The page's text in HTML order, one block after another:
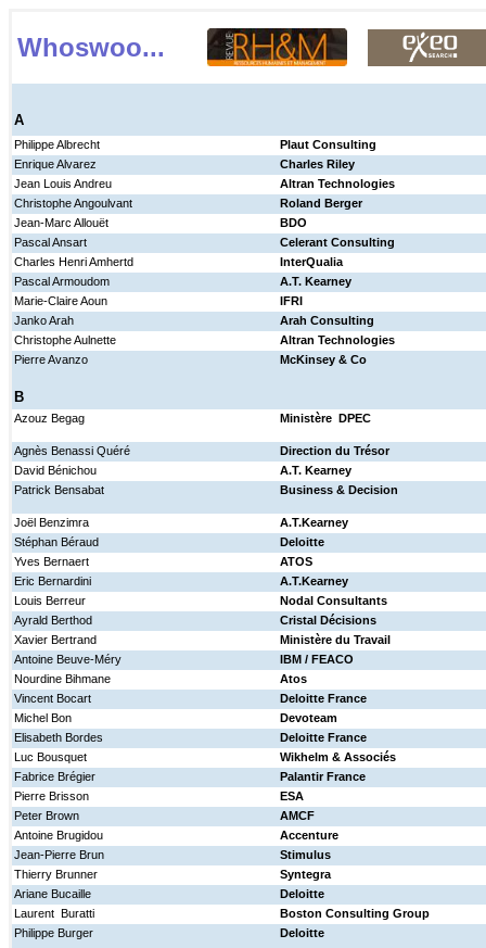
Whoswoo...
A
Philippe Albrecht
Plaut Consulting
Enrique Alvarez
Charles Riley
Jean Louis Andreu
Altran Technologies
Christophe Angoulvant
Roland Berger
Jean-Marc Allouët
BDO
Pascal Ansart
Celerant Consulting
Charles Henri Amhertd
InterQualia
Pascal Armoudom
A.T. Kearney
Marie-Claire Aoun
IFRI
Janko Arah
Arah Consulting
Christophe Aulnette
Altran Technologies
Pierre Avanzo
McKinsey & Co
B
Azouz Begag Ministère DPEC
Agnès Benassi Quéré
Direction du Trésor
David Bénichou
A.T. Kearney
Patrick Bensabat
Business & Decision
Joël Benzimra
A.T.Kearney
Stéphan Béraud
Deloitte
Yves Bernaert
ATOS
Eric Bernardini
A.T.Kearney
Louis Berreur
Nodal Consultants
Ayrald Berthod
Cristal Décisions
Xavier Bertrand
Ministère du Travail
Antoine Beuve-Méry
IBM / FEACO
Nourdine Bihmane
Atos
Vincent Bocart
Deloitte France
Michel Bon
Devoteam
Elisabeth Bordes
Deloitte France
Luc Bousquet
Wikhelm & Associés
Fabrice Brégier
Palantir France
Pierre Brisson
ESA
Peter Brown
AMCF
Antoine Brugidou
Accenture
Jean-Pierre Brun
Stimulus
Thierry Brunner
Syntegra
Ariane Bucaille
Deloitte
Laurent Buratti
Boston Consulting Group
Philippe Burger
Deloitte